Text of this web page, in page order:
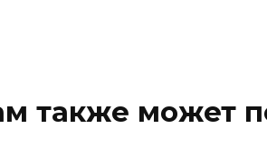
также может